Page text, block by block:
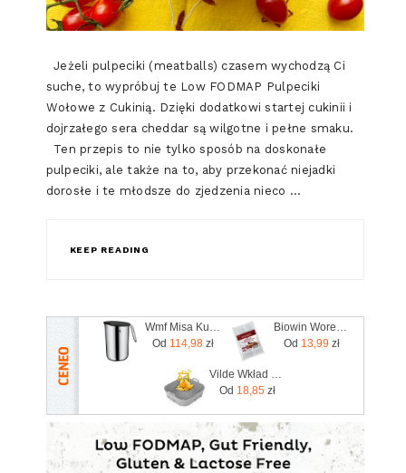
Jeżeli pulpeciki (meatballs) czasem wychodzą Ci
suche, to wypróbuj te Low FODMAP Pulpeciki
Wołowe z Cukinią. Dzięki dodatkowi startej cukinii i
dojrzałego sera cheddar są wilgotne i pełne smaku.
Ten przepis to nie tylko sposób na doskonałe
pulpeciki, ale także na to, aby przekonać niejadki
dorosłe i te młodsze do zjedzenia nieco …
KEEP READING
Wmf Misa Kuchenna Z Rączką I Pokrywką 1,5 L 0645676030
Od 114,98 zł
Biowin Woreczki Foliowe Do Szynkowaru 20Szt. (worszy15sn20)
Od 13,99 zł
Vilde Wkład Do Frytkownicy Air Fryer Beztłuszczowej Silikonowy Szary 22cm
Od 18,85 zł